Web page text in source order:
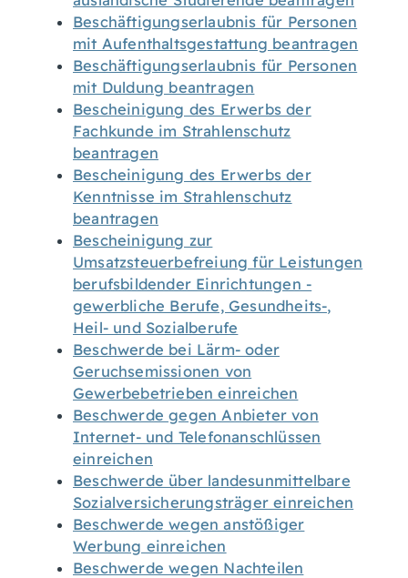
Beschäftigungserlaubnis für Personen
mit Aufenthaltsgestattung beantragen
Beschäftigungserlaubnis für Personen
mit Duldung beantragen
Bescheinigung des Erwerbs der
Fachkunde im Strahlenschutz
beantragen
Bescheinigung des Erwerbs der
Kenntnisse im Strahlenschutz
beantragen
Bescheinigung zur
Umsatzsteuerbefreiung für Leistungen
berufsbildender Einrichtungen -
gewerbliche Berufe, Gesundheits-,
Heil- und Sozialberufe
Beschwerde bei Lärm- oder
Geruchsemissionen von
Gewerbebetrieben einreichen
Beschwerde gegen Anbieter von
Internet- und Telefonanschlüssen
einreichen
Beschwerde über landesunmittelbare
Sozialversicherungsträger einreichen
Beschwerde wegen anstößiger
Werbung einreichen
Beschwerde wegen Nachteilen